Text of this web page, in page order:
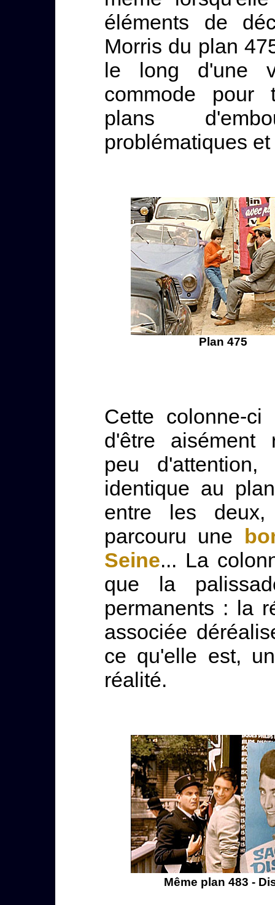
éléments de
Morris du plan
le long d'une
commode pour
plans
problématiques
Plan 475
Cette colonne-ci
d'être aisément
peu
identique au
entre les
parcouru une
Seine... La
que la
permanents : la
associée
ce qu'elle est,
réalité.
Même plan 483 -